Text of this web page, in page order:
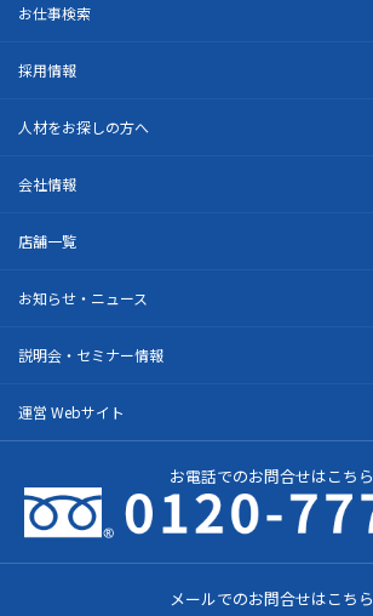
お仕事検索
採用情報
人材をお探しの方へ
会社情報
店舗一覧
お知らせ・ニュース
説明会・セミナー情報
運営 Webサイト
お電話でのお問合せはこちら
メールでのお問合せはこちら